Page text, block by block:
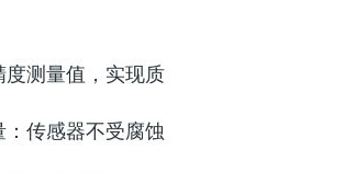
测量值，实现质
传感器不受腐蚀